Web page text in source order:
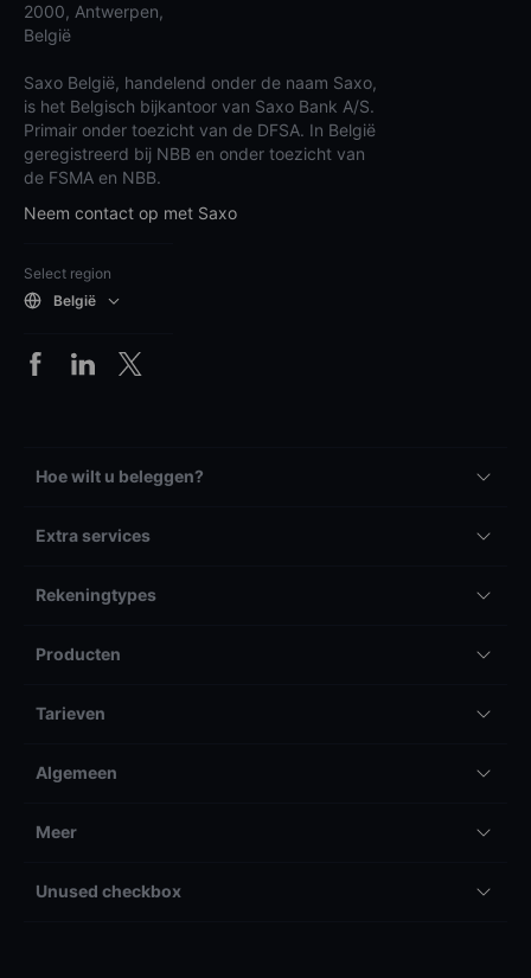
2000, Antwerpen,
België
Saxo België, handelend onder de naam Saxo,
is het Belgisch bijkantoor van Saxo Bank A/S.
Primair onder toezicht van de DFSA. In België
geregistreerd bij NBB en onder toezicht van
de FSMA en NBB.
Neem contact op met Saxo
Select region
België
Hoe wilt u beleggen?
Extra services
Rekeningtypes
Producten
Tarieven
Algemeen
Meer
Unused checkbox